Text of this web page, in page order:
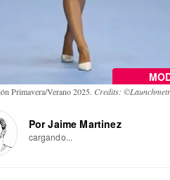
Primavera/Verano 2025. Credits:
Por Jaime Martinez
cargando...